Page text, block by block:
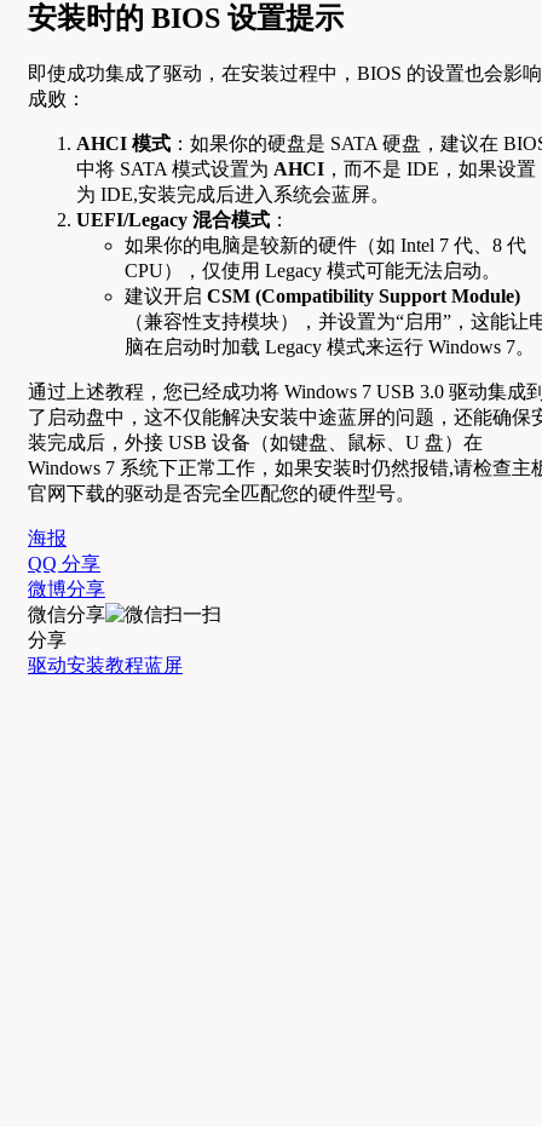
安装时的 BIOS 设置提示
即使成功集成了驱动，在安装过程中，BIOS 的设置也会影响
成败：
AHCI 模式 ：如果你的硬盘是 SATA 硬盘，建议在
中将 SATA 模式设置为 AHCI ，而不是 IDE，如果设置
为 IDE,安装完成后进入系统会蓝屏。
UEFI/Legacy 混合模式 ：
如果你的电脑是较新的硬件（如 Intel 7 代、8 代
CPU），仅使用 Legacy 模式可能无法启动。
建议开启 CSM (Compatibility Support Module)
（兼容性支持模块），并设置为“启用”，这能让
脑在启动时加载 Legacy 模式来运行 Windows 7。
通过上述教程，您已经成功将 Windows 7 USB 3.0 驱动集成
了启动盘中，这不仅能解决安装中途蓝屏的问题，还能确保
装完成后，外接 USB 设备（如键盘、鼠标、U 盘）在
Windows 7 系统下正常工作，如果安装时仍然报错,请检查主
官网下载的驱动是否完全匹配您的硬件型号。
海报
QQ 分享
微博分享
微信分享
分享
驱动安装教程蓝屏